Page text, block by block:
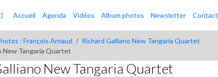
Accueil Agenda Vidéos Album photos Newsletter Contact
: François Arnaud
Richard Galliano New Tangaria Quartet
New Tangaria Quartet
New Tangaria Quartet